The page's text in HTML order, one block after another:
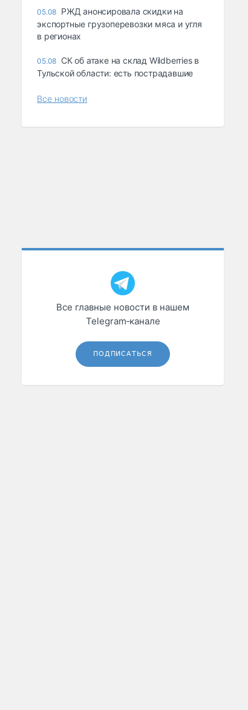
05.08 РЖД анонсировала скидки на
экспортные грузоперевозки мяса и угля
в регионах
05.08 СК об атаке на склад Wildberries в
Тульской области: есть пострадавшие
Все новости
Все главные новости в нашем
Telegram‑канале
ПОДПИСАТЬСЯ